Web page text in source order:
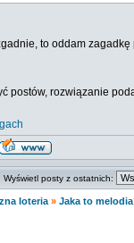
to oddam
postów, rozwiązanie
Wyświetl posty z ostatnich:
loteria » Jaka to